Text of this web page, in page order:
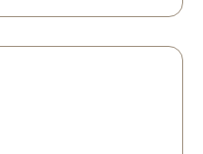
柄に関して、その証拠を
使わないと、調査費のみ